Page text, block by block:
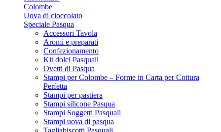
Colombe
Uova di cioccolato
Speciale Pasqua
Accessori Tavola
Aromi e preparati
Confezionamento
Kit dolci Pasquali
Ovetti di Pasqua
Stampi per Colombe – Forme in Carta per Cottura
Perfetta
Stampi per pastiera
Stampi silicone Pasqua
Stampi Soggetti Pasquali
Stampi uova di pasqua
Tagliabiscotti Pasquali